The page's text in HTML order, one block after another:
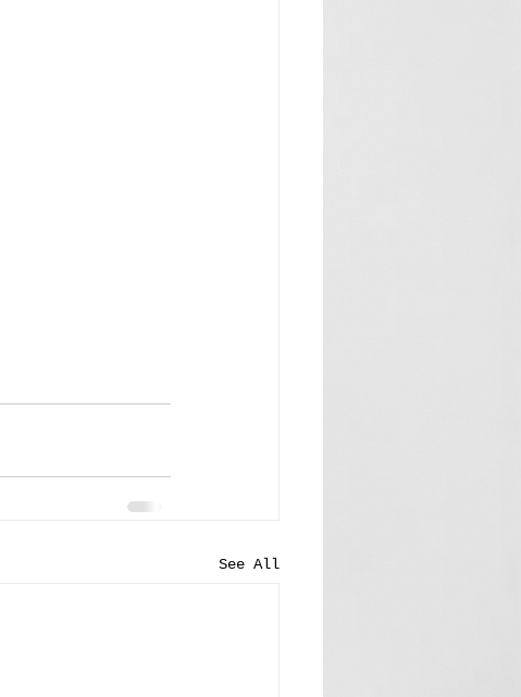
See All